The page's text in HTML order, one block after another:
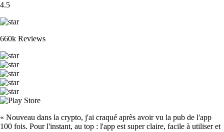
4.5
660k Reviews
« Nouveau dans la crypto, j'ai craqué après avoir vu la pub de l'app
100 fois. Pour l'instant, au top : l'app est super claire, facile à utiliser et